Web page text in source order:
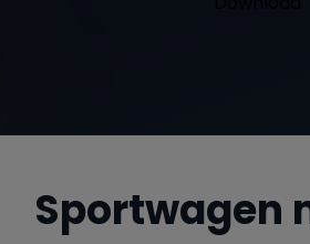
Sportwagen